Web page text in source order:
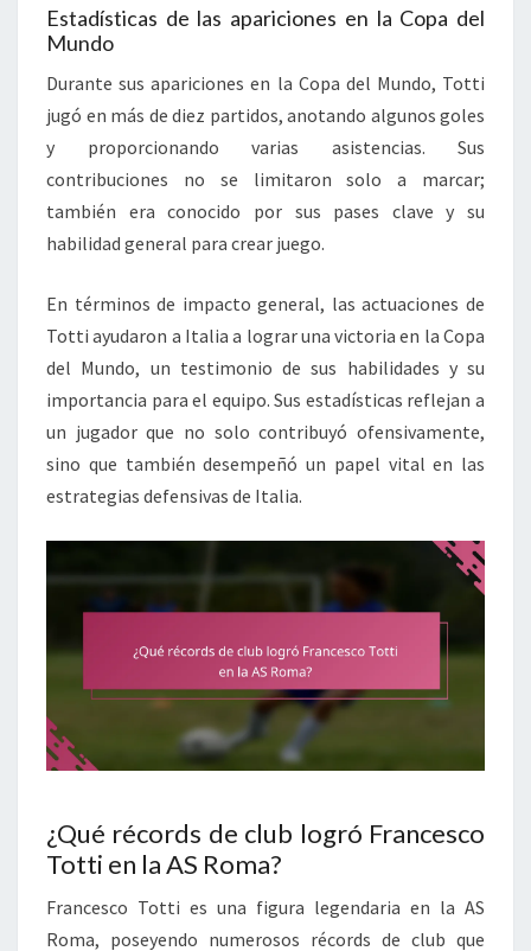
Estadísticas de las apariciones en la Copa del
Mundo
Durante sus apariciones en la Copa del Mundo, Totti
jugó en más de diez partidos, anotando algunos goles
y proporcionando varias asistencias. Sus
contribuciones no se limitaron solo a marcar;
también era conocido por sus pases clave y su
habilidad general para crear juego.
En términos de impacto general, las actuaciones de
Totti ayudaron a Italia a lograr una victoria en la Copa
del Mundo, un testimonio de sus habilidades y su
importancia para el equipo. Sus estadísticas reflejan a
un jugador que no solo contribuyó ofensivamente,
sino que también desempeñó un papel vital en las
estrategias defensivas de Italia.
¿Qué récords de club logró Francesco
Totti en la AS Roma?
Francesco Totti es una figura legendaria en la AS
Roma, poseyendo numerosos récords de club que